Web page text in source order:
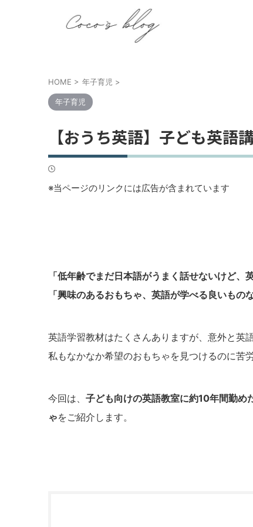
HOME > 年子育児 >
年子育児
【おうち英語】子ども英
※当ページのリンクには広告が含まれています
「低年齢でまだ日本語がうまく話せないけど、
「興味のあるおもちゃ、英語が学べる良いもの
英語学習教材はたくさんありますが、意外と英
私もなかなか希望のおもちゃを見つけるのに苦労
今回は、 子ども向けの英語教室に約10年間勤め
ゃをご紹介します。